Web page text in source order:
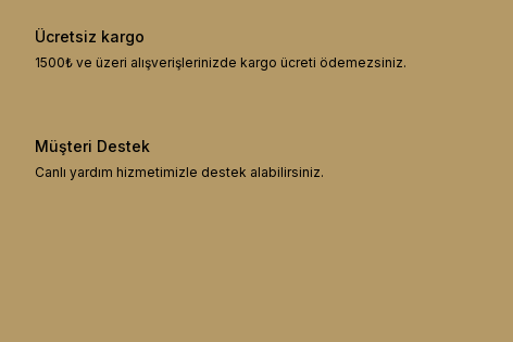
Ücretsiz kargo
1500₺ ve üzeri alışverişlerinizde kargo ücreti ödemezsiniz.
Müşteri Destek
Canlı yardım hizmetimizle destek alabilirsiniz.